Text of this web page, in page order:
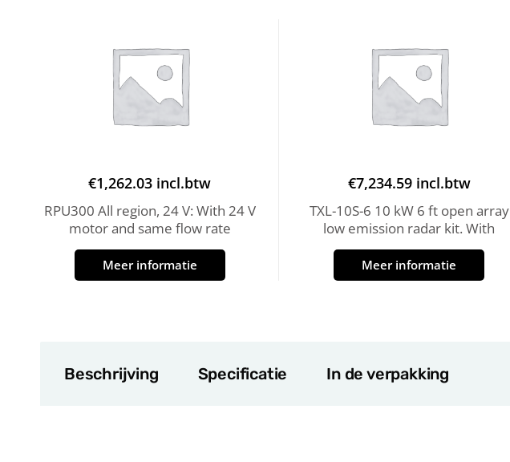
€1,262.03 incl.btw
RPU300 All region, 24 V: With 24 V
motor and same flow rate
Meer informatie
€7,234.59 incl.btw
TXL-10S-6 10 kW 6 ft open array
low emission radar kit. With
Meer informatie
Beschrijving Specificatie In de verpakking